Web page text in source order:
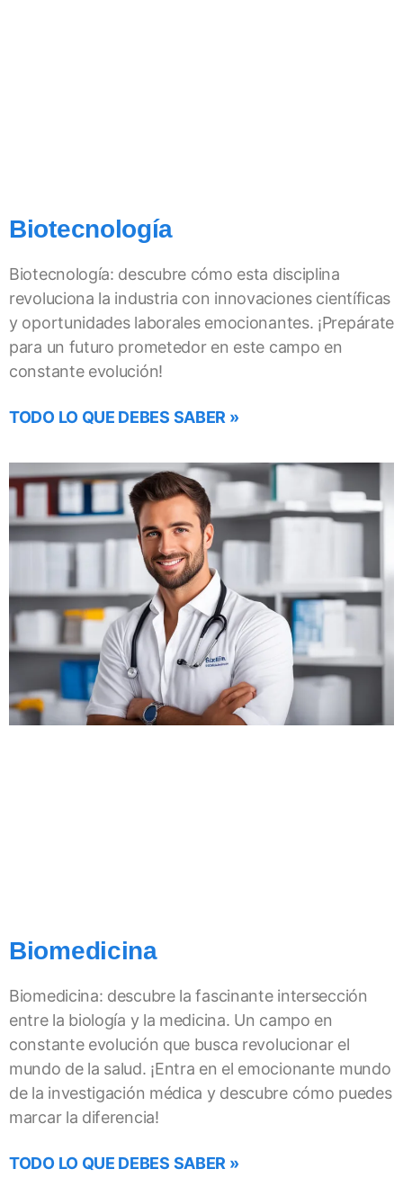
Biotecnología
Biotecnología: descubre cómo esta disciplina
revoluciona la industria con innovaciones científicas
y oportunidades laborales emocionantes. ¡Prepárate
para un futuro prometedor en este campo en
constante evolución!
TODO LO QUE DEBES SABER »
Biomedicina
Biomedicina: descubre la fascinante intersección
entre la biología y la medicina. Un campo en
constante evolución que busca revolucionar el
mundo de la salud. ¡Entra en el emocionante mundo
de la investigación médica y descubre cómo puedes
marcar la diferencia!
TODO LO QUE DEBES SABER »